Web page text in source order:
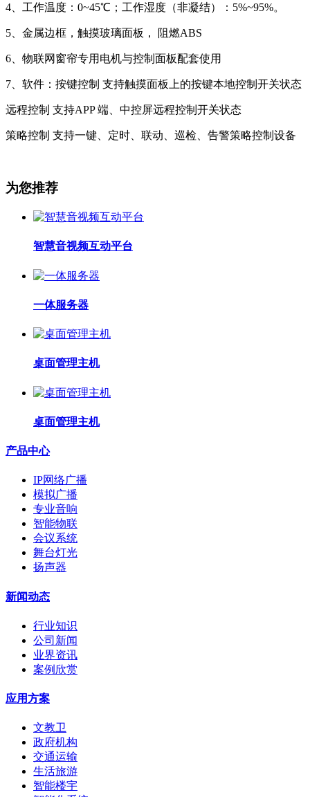
4、工作温度：0~45℃；工作湿度（非凝结）：5%~95%。
5、金属边框，触摸玻璃面板， 阻燃ABS
6、物联网窗帘专用电机与控制面板配套使用
7、软件：按键控制 支持触摸面板上的按键本地控制开关状态
远程控制 支持APP 端、中控屏远程控制开关状态
策略控制 支持一键、定时、联动、巡检、告警策略控制设备
为您推荐
智慧音视频互动平台
一体服务器
桌面管理主机
桌面管理主机
产品中心
IP网络广播
模拟广播
专业音响
智能物联
会议系统
舞台灯光
扬声器
新闻动态
行业知识
公司新闻
业界资讯
案例欣赏
应用方案
文教卫
政府机构
交通运输
生活旅游
智能楼宇